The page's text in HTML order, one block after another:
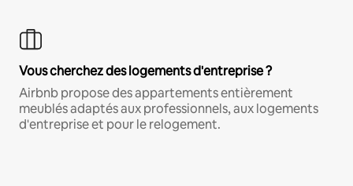
Vous cherchez des logements d'entreprise ?
Airbnb propose des appartements entièrement
meublés adaptés aux professionnels, aux logements
d'entreprise et pour le relogement.